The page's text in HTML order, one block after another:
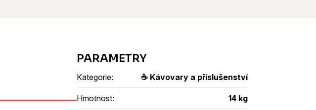
Kategorie: ☕ Kávovary a příslušenství
Hmotnost: 14 kg